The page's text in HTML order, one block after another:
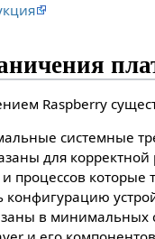
Raspberry
системные
для
процессов которые
конфигурацию
в минимальных